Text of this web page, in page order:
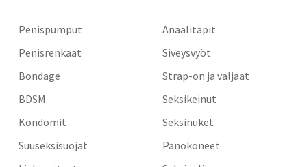
Penispumput
Penisrenkaat
Bondage
BDSM
Kondomit
Suuseksisuojat
Anaalitapit
Siveysvyöt
Strap-on ja valjaat
Seksikeinut
Seksinuket
Panokoneet